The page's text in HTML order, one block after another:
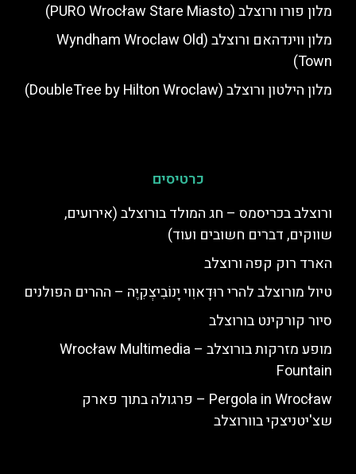
מלון פורו ורוצלב (PURO Wrocław Stare Miasto)
מלון ווינדהאם ורוצלב (Wyndham Wroclaw Old
Town)
מלון הילטון ורוצלב (DoubleTree by Hilton Wroclaw)
כרטיסים
ורוצלב בכריסמס – חג המולד בורוצלב (אירועים,
שווקים, דברים חשובים ועוד)
הארד רוק קפה ורוצלב
טיול מורוצלב להרי רוּדָאוִוי יָנוֹבִיצְקִיֶה – ההרים הפולנים
סיור קורקינט בורוצלב
מופע מזרקות בורוצלב – Wrocław Multimedia
Fountain
Pergola in Wrocław – פרגולה בתוך פארק
שצ'יטניצקי בוורוצלב